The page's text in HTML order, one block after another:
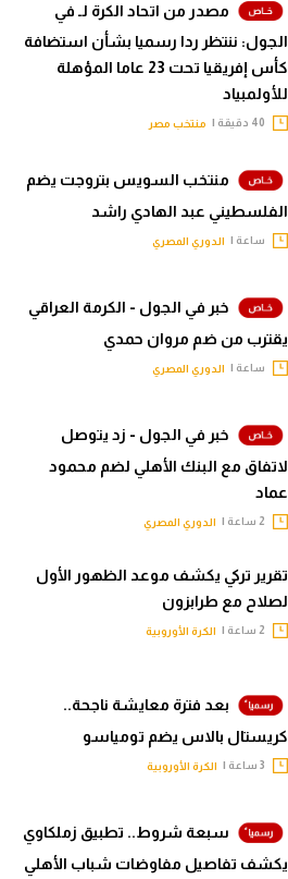
مصدر من اتحاد الكرة لـ في
الجول: ننتظر ردا رسميا بشأن استضافة
كأس إفريقيا تحت 23 عاما المؤهلة
للأولمبياد
منتخب مصر
منتخب السويس بتروجت يضم
الفلسطيني عبد الهادي راشد
ساعة | الدوري المصري
خبر في الجول - الكرمة العراقي
يقترب من ضم مروان حمدي
ساعة | الدوري المصري
خبر في الجول - زد يتوصل
لاتفاق مع البنك الأهلي لضم محمود
عماد
الدوري المصري
تقرير تركي يكشف موعد الظهور الأول
لصلاح مع طرابزون
الكرة الأوروبية
بعد فترة معايشة ناجحة..
كريستال بالاس يضم تومياسو
الكرة الأوروبية
سبعة شروط.. تطبيق زملكاوي
يكشف تفاصيل مفاوضات شباب الأهلي